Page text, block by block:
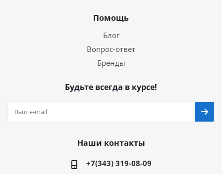
Помощь
Блог
Вопрос-ответ
Бренды
Будьте всегда в курсе!
Наши контакты
+7(343) 319-08-09